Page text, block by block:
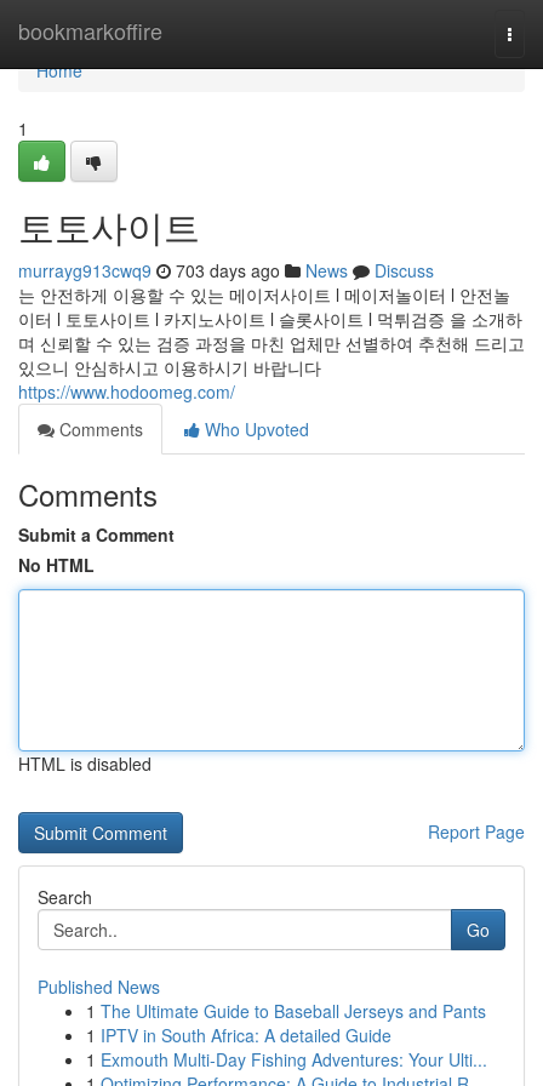
bookmarkoffire
Home
Home
1
토토사이트
murrayg913cwq9 703 days ago News
Discuss
는 안전하게 이용할 수 있는 메이저사이트 l 메이저놀이터 l 안전놀
이터 l 토토사이트 l 카지노사이트 l 슬롯사이트 l 먹튀검증 을 소개하
며 신뢰할 수 있는 검증 과정을 마친 업체만 선별하여 추천해 드리고
있으니 안심하시고 이용하시기 바랍니다
https://www.hodoomeg.com/
Comments
Who Upvoted
Comments
Submit a Comment
No HTML
HTML is disabled
Report Page
Search
Go
Published News
1 The Ultimate Guide to Baseball Jerseys and Pants
1 IPTV in South Africa: A detailed Guide
1 Exmouth Multi-Day Fishing Adventures: Your Ulti...